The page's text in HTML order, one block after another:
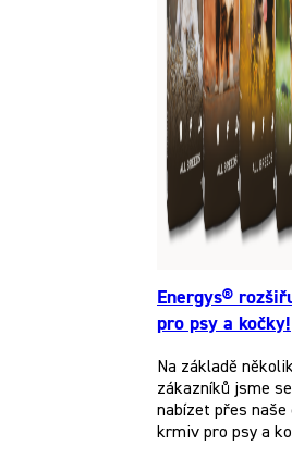
Energys®
pro psy a kočky!
Na základě
zákazníků jsme
nabízet přes
krmiv pro psy a